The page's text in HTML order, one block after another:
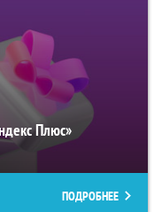
Плюс»
ПОДРОБНЕЕ